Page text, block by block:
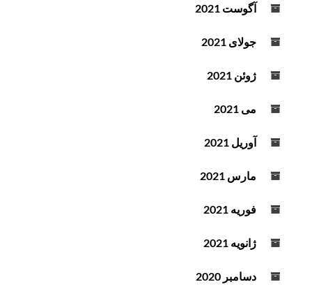
آگوست 2021
جولای 2021
ژوئن 2021
می 2021
آوریل 2021
مارس 2021
فوریه 2021
ژانویه 2021
دسامبر 2020